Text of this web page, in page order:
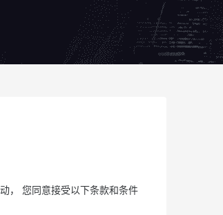
， 您同意接受以下条款和条件